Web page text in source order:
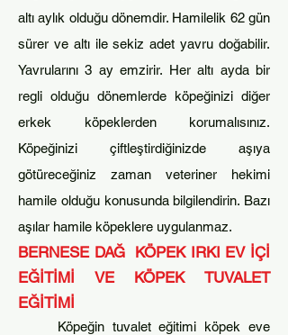
altı aylık olduğu dönemdir. Hamilelik 62 gün
sürer ve altı ile sekiz adet yavru doğabilir.
Yavrularını 3 ay emzirir. Her altı ayda bir
regli olduğu dönemlerde köpeğinizi diğer
erkek köpeklerden korumalısınız.
Köpeğinizi çiftleştirdiğinizde aşıya
götüreceğiniz zaman veteriner hekimi
hamile olduğu konusunda bilgilendirin. Bazı
aşılar hamile köpeklere uygulanmaz.
BERNESE DAĞ KÖPEK IRKI EV İÇİ
EĞİTİMİ VE KÖPEK TUVALET
EĞİTİMİ
Köpeğin tuvalet eğitimi köpek eve